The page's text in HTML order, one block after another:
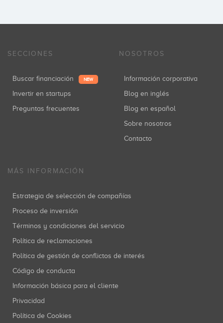
SECCIONES
Buscar financiación NEW
Invertir en startups
Preguntas frecuentes
NOSOTROS
Información corporativa
Blog en inglés
Blog en español
Sobre nosotros
Contacto
MÁS INFORMACIÓN
Estrategia de selección de compañías
Proceso de inversión
Términos y condiciones del servicio
Política de reclamaciones
Política de gestión de conflictos de interés
Código de conducta
Información básica para el cliente
Privacidad
Política de Cookies